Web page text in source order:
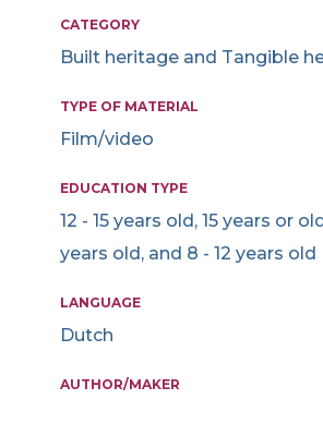
CATEGORY
Built heritage and Tangible
TYPE OF MATERIAL
Film/video
EDUCATION TYPE
12 - 15 years old, 15 years or
years old, and 8 - 12 years old
LANGUAGE
Dutch
AUTHOR/MAKER